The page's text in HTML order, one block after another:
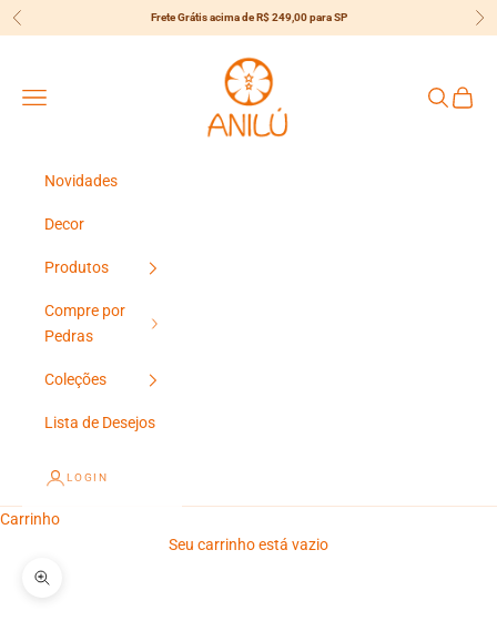
Pular para o conteúdo
Anterior Frete Grátis acima de R$ 249,00 para SP
Anilú
Menu
Pesquisar
Novidades
Decor
Produtos
Compre por
Pedras
Coleções
Lista de Desejos
LOGIN
Carrinho
Seu carrinho está vazio
Zoom na imagem
{{currency}}{{discount}} Desconto
View Cart